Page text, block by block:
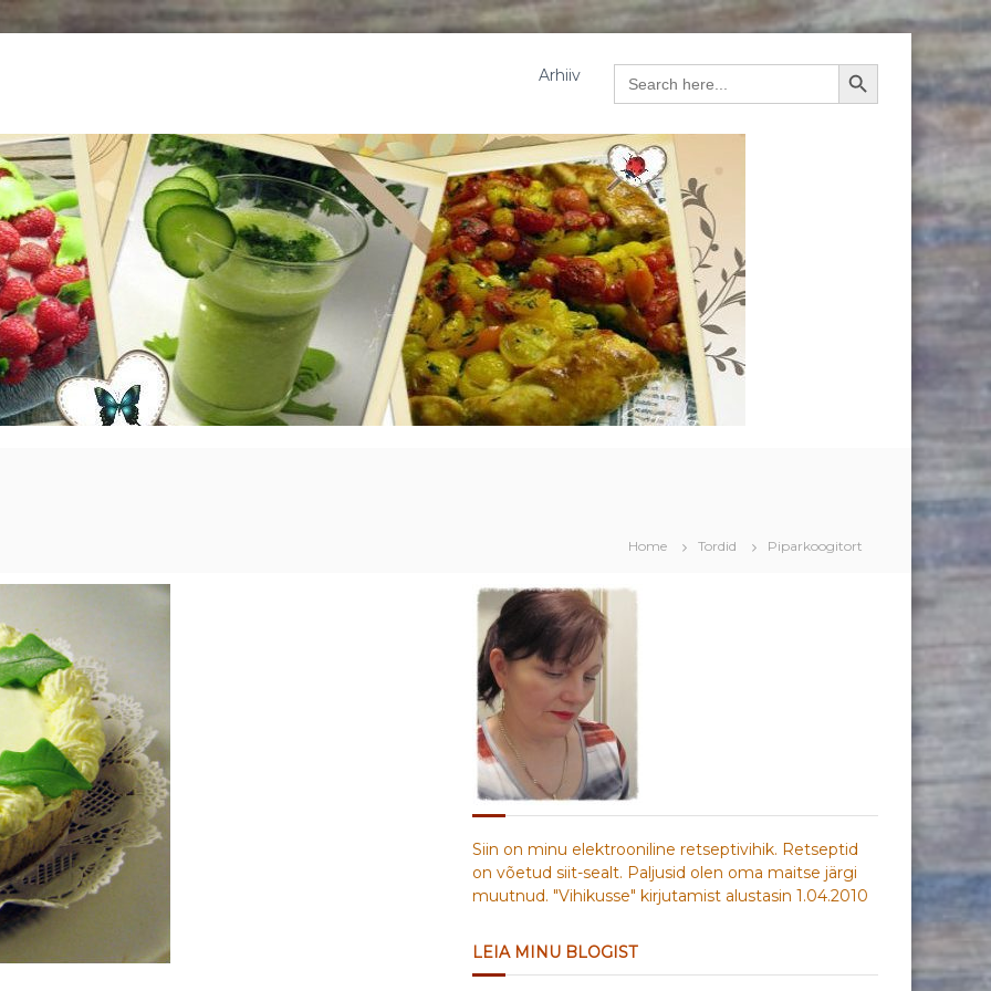
Arhiiv
Home Tordid Piparkoogitort
Siin on minu elektrooniline retseptivihik. Retseptid
on võetud siit-sealt. Paljusid olen oma maitse järgi
muutnud. "Vihikusse" kirjutamist alustasin 1.04.2010
LEIA MINU BLOGIST